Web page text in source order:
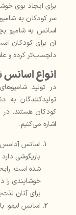
برای ایجاد بوی
سر کودکان به
اسانس به شامپو
آن برای کودکان
دلچسب‌تر کرده و
انواع
در تولید
تولیدکنندگان به
کودکان هستند. در
اشاره می‌کنیم.
اسانس
بازیگوشی
شده است.
خوشایندی را
برای آنان
اسانس لیمو: